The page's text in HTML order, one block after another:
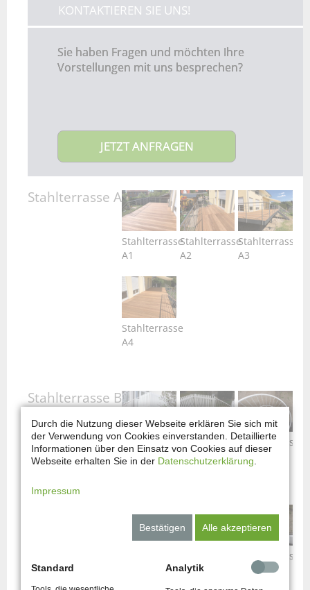
KONTAKTIEREN SIE UNS!
Sie haben Fragen und möchten Ihre
Vorstellungen mit uns besprechen?
JETZT ANFRAGEN
Stahlterrasse A
Stahlterrasse
A1
Stahlterrasse
A2
Stahlterrasse
A3
Stahlterrasse
A4
Stahlterrasse B
Stahlterrasse
B1
Stahlterrasse
B2
Stahlterrasse
B3
C2
Stahlterrasse
Durch die Nutzung dieser Webseite erklären Sie sich mit
der Verwendung von Cookies einverstanden. Detaillierte
Informationen über den Einsatz von Cookies auf dieser
Webseite erhalten Sie in der Datenschutzerklärung
Impressum
Bestätigen Alle akzeptieren
Standard Analytik